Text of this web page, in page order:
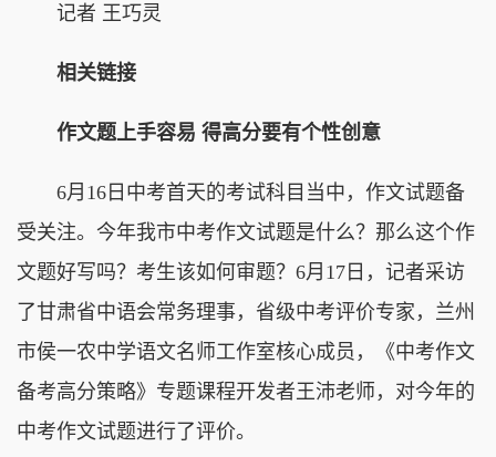
记者 王巧灵
相关链接
作文题上手容易 得高分要有个性创意
6月16日中考首天的考试科目当中，作文试题备
受关注。今年我市中考作文试题是什么？那么这个作
文题好写吗？考生该如何审题？6月17日，记者采访
了甘肃省中语会常务理事，省级中考评价专家，兰州
市侯一农中学语文名师工作室核心成员，《中考作文
备考高分策略》专题课程开发者王沛老师，对今年的
中考作文试题进行了评价。